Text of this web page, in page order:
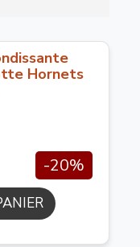
Hornets
-20%